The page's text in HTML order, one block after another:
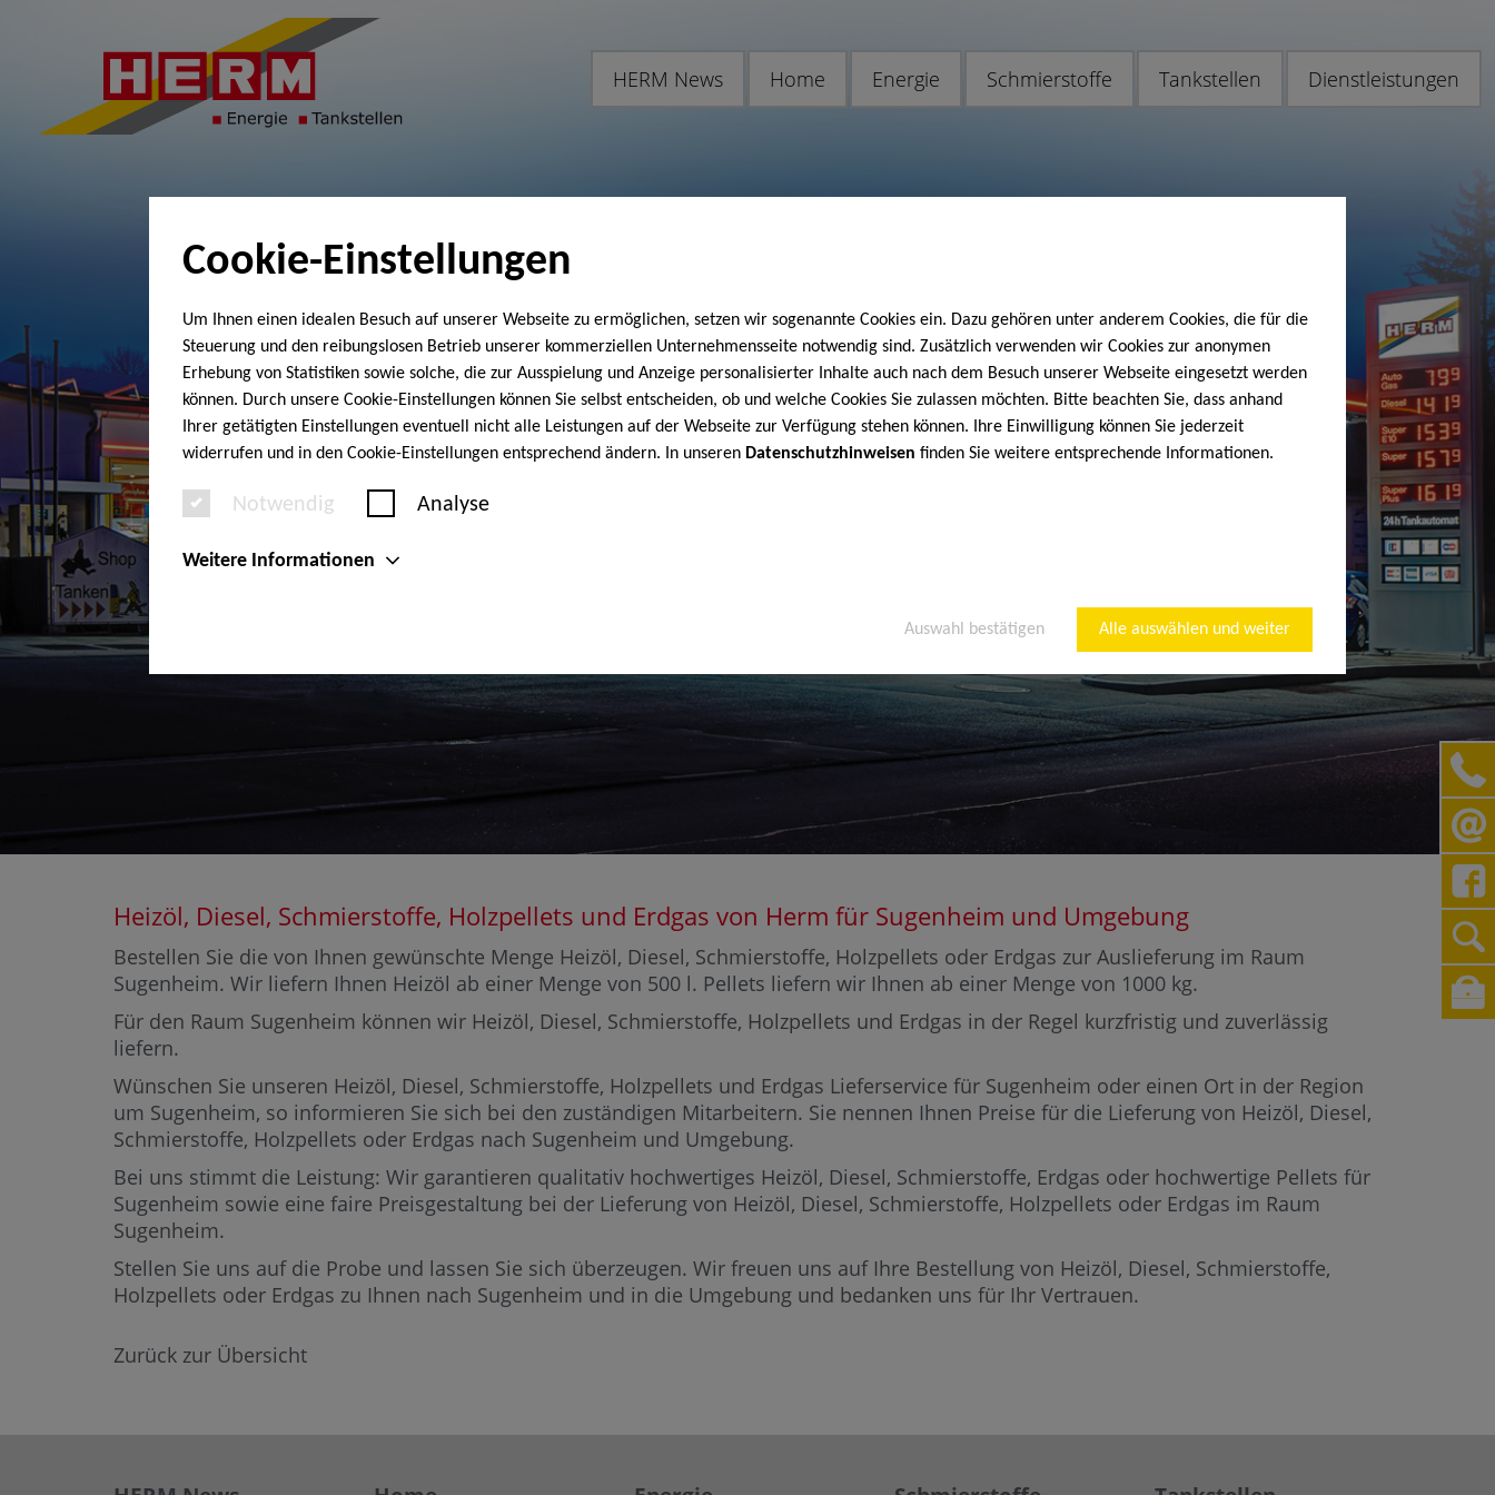
Cookie-Einstellungen
Um Ihnen einen idealen Besuch auf unserer Webseite zu ermöglichen, setzen wir sogenannte Cookies ein. Dazu gehören unter anderem Cookies, die für die
Steuerung und den reibungslosen Betrieb unserer kommerziellen Unternehmensseite notwendig sind. Zusätzlich verwenden wir Cookies zur anonymen
Erhebung von Statistiken sowie solche, die zur Ausspielung und Anzeige personalisierter Inhalte auch nach dem Besuch unserer Webseite eingesetzt werden
können. Durch unsere Cookie-Einstellungen können Sie selbst entscheiden, ob und welche Cookies Sie zulassen möchten. Bitte beachten Sie, dass anhand
Ihrer getätigten Einstellungen eventuell nicht alle Leistungen auf der Webseite zur Verfügung stehen können. Ihre Einwilligung können Sie jederzeit
widerrufen und in den Cookie-Einstellungen entsprechend ändern. In unseren Datenschutzhinweisen finden Sie weitere entsprechende Informationen.
Notwendig Analyse
Weitere Informationen
Auswahl bestätigen Alle auswählen und weiter
HERM News Home Energie Schmierstoffe Tankstellen Dienstleistungen
Heizöl, Diesel, Schmierstoffe, Holzpellets und Erdgas von Herm für Sugenheim und Umgebung
Bestellen Sie die von Ihnen gewünschte Menge Heizöl, Diesel, Schmierstoffe, Holzpellets oder Erdgas zur Auslieferung im Raum
Sugenheim. Wir liefern Ihnen Heizöl ab einer Menge von 500 l. Pellets liefern wir Ihnen ab einer Menge von 1000 kg.
Für den Raum Sugenheim können wir Heizöl, Diesel, Schmierstoffe, Holzpellets und Erdgas in der Regel kurzfristig und zuverlässig
liefern.
Wünschen Sie unseren Heizöl, Diesel, Schmierstoffe, Holzpellets und Erdgas Lieferservice für Sugenheim oder einen Ort in der Region
um Sugenheim, so informieren Sie sich bei den zuständigen Mitarbeitern. Sie nennen Ihnen Preise für die Lieferung von Heizöl, Diesel,
Schmierstoffe, Holzpellets oder Erdgas nach Sugenheim und Umgebung.
Bei uns stimmt die Leistung: Wir garantieren qualitativ hochwertiges Heizöl, Diesel, Schmierstoffe, Erdgas oder hochwertige Pellets für
Sugenheim sowie eine faire Preisgestaltung bei der Lieferung von Heizöl, Diesel, Schmierstoffe, Holzpellets oder Erdgas im Raum
Sugenheim.
Stellen Sie uns auf die Probe und lassen Sie sich überzeugen. Wir freuen uns auf Ihre Bestellung von Heizöl, Diesel, Schmierstoffe,
Holzpellets oder Erdgas zu Ihnen nach Sugenheim und in die Umgebung und bedanken uns für Ihr Vertrauen.
Zurück zur Übersicht